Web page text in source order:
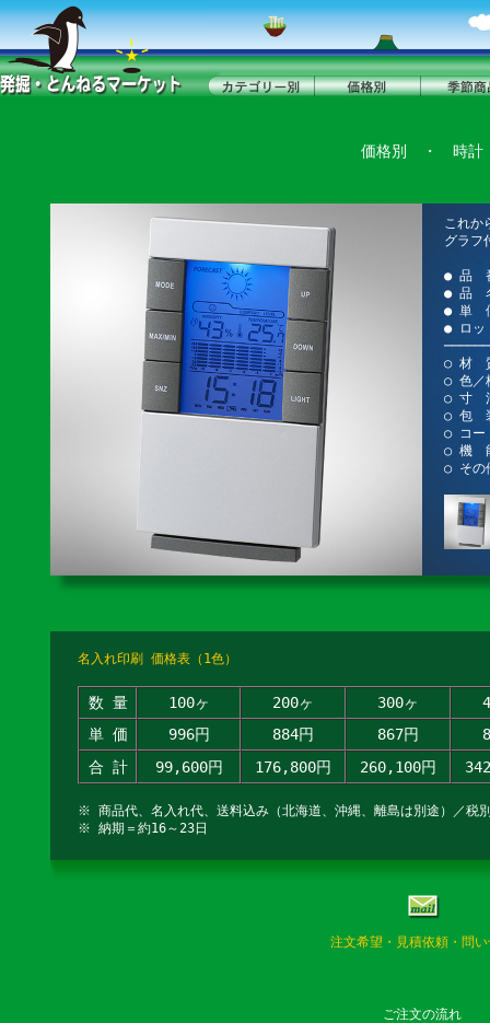
価格別 ・ 時計
これか
グラフ
● 品
● 品
● 単
● ロッ
○ 材
○ 色／
○ 寸 法
○ 包
○ コー
○ 機
○ その
名入れ印刷 価格表（1色）
数 量 100ヶ 200ヶ 300ヶ
単 価
996円 884円 867円
合 計
99,600円 176,800円 260,100円
※ 商品代、名入れ代、送料込み（北海道、沖縄、離島は別途）／税
※ 納期＝約16～23日
注文希望・見積依頼・問
ご注文の流れ